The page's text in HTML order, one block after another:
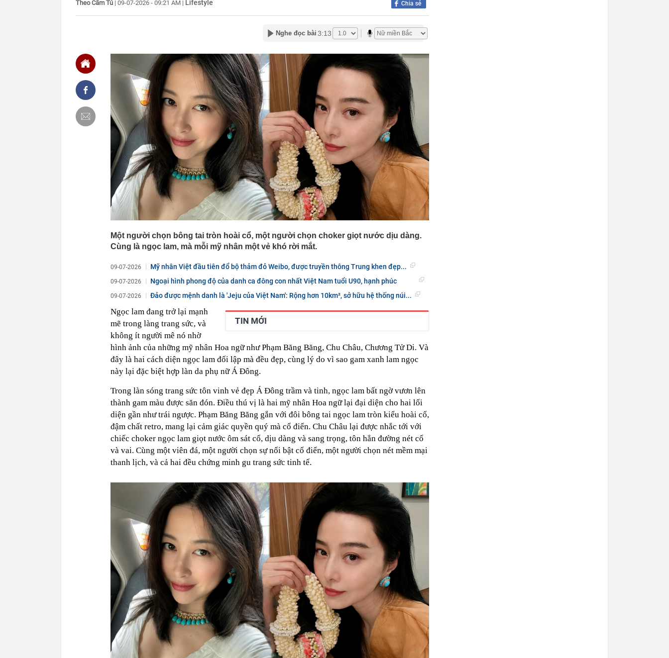
Patrik Lê Giang là ai mà gây sốt khi vướng nghi vấn hẹn hò Á hậu Việt?
16:15
Tình hình hiện tại của tuyến cáp treo lên thẳng nơi được mệnh danh
"lạnh nhất Việt Nam": Khi nào đón khách?
16:13
Lừa cho thuê nhà đã được ngân hàng bán đấu giá, một chủ tịch HĐQT
công ty bị bắt
16:12
Cổ phiếu DN nhà nước GVR, BCM, GAS... đồng loạt tăng trần: Điều gì
đã xảy ra?
16:12
Phương án thi lại cho học sinh Chuyên Tuyên Quang: Ông Đỗ Anh Tuấn
làm Trưởng Ban chỉ đạo cấp tỉnh
16:07
Chủ tịch Hải Phát Invest "gom" thành công 10 triệu cổ phiếu HPX
Tăng tốc thi công nút giao cửa ngõ phía Nam Hà Nội, cán đích cuối
năm 2026
16:05
13,4 triệu lượt tìm kiếm về chủ đề việc làm trong 7 tháng đầu năm
Theo Cẩm Tú | 09-07-2026 - 09:21 AM | Lifestyle Chia sẻ
Nghe đọc bài 3:13
Một người chọn bông tai tròn hoài cổ, một người chọn choker giọt nước dịu dàng.
Cùng là ngọc lam, mà mỗi mỹ nhân một vẻ khó rời mắt.
09-07-2026 Mỹ nhân Việt đầu tiên đổ bộ thảm đỏ Weibo, được truyền thông Trung khen đẹp...
09-07-2026
Ngoại hình phong độ của danh ca đông con nhất Việt Nam tuổi U90, hạnh phúc
09-07-2026 Đảo được mệnh danh là 'Jeju của Việt Nam': Rộng hơn 10km², sở hữu hệ thống núi...
TIN MỚI
Ngọc lam đang trở lại mạnh
mẽ trong làng trang sức, và
không ít người mê nó nhờ
hình ảnh của những mỹ nhân Hoa ngữ như Phạm Băng Băng, Chu Châu, Chương Tử Di. Và
đây là hai cách diện ngọc lam đối lập mà đều đẹp, cùng lý do vì sao gam xanh lam ngọc
này lại đặc biệt hợp làn da phụ nữ Á Đông.
Trong làn sóng trang sức tôn vinh vẻ đẹp Á Đông trầm và tinh, ngọc lam bất ngờ vươn lên
thành gam màu được săn đón. Điều thú vị là hai mỹ nhân Hoa ngữ lại đại diện cho hai lối
diện gần như trái ngược. Phạm Băng Băng gắn với đôi bông tai ngọc lam tròn kiểu hoài cổ,
đậm chất retro, mang lại cảm giác quyền quý mà cổ điển. Chu Châu lại được nhắc tới với
chiếc choker ngọc lam giọt nước ôm sát cổ, dịu dàng và sang trọng, tôn hẳn đường nét cổ
và vai. Cùng một viên đá, một người chọn sự nổi bật cổ điển, một người chọn nét mềm mại
thanh lịch, và cả hai đều chứng minh gu trang sức tinh tế.